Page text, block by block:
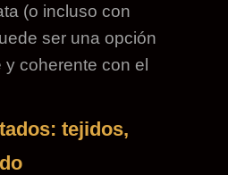
(o incluso con
ser una opción
y coherente con el
tejidos,